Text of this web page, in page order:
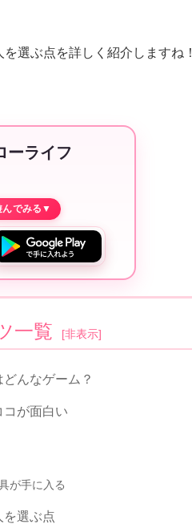
選ぶ点を詳しく紹介しますね！
ライフ
一覧 [非表示]
んなゲーム？
が面白い
が手に入る
選ぶ点